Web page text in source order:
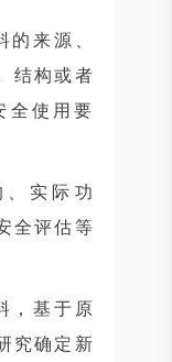
的来源、
结构或者
全使用要
、实际功
全评估等
，基于原
究确定新